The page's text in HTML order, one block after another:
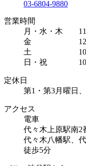
03-6804-9880
営業時間
月・水・木
金 12:00
土 10:00
日・祝
定休日
第1・第3月曜日
アクセス
電車
代々木上原駅南2
代々木八幡駅、
徒歩5分